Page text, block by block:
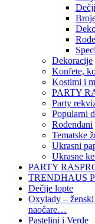
Dekoracije
Konfete,
Kostimi i
PARTY
Party
Popularni
Rođendani
Tematske
Ukrasni
Ukrasne
PARTY
TRENDHAUS
Dečije lopte
Oxylady –
naočare…
Pastelini i Verde